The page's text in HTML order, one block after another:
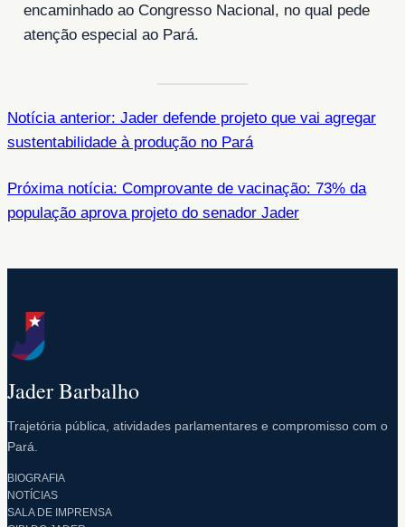
encaminhado ao Congresso Nacional, no qual pede
atenção especial ao Pará.
Notícia anterior: Jader defende projeto que vai agregar
sustentabilidade à produção no Pará
Próxima notícia: Comprovante de vacinação: 73% da
população aprova projeto do senador Jader
Jader Barbalho
Trajetória pública, atividades parlamentares e compromisso com o
Pará.
BIOGRAFIA
NOTÍCIAS
SALA DE IMPRENSA